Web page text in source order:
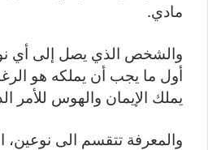
مادي.
والشخص الذي يصل إلى أي
أول ما يجب أن يملكه هو
يملك الإيمان والهوس للأمر
والمعرفة تتقسم الى نوعين،